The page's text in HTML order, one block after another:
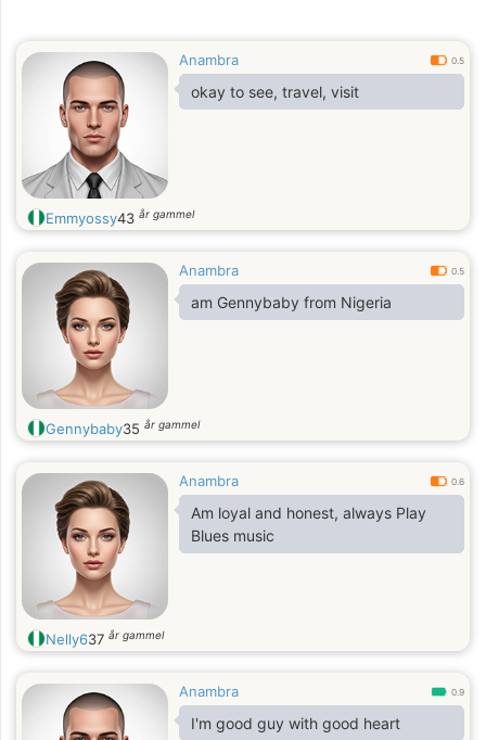
Anambra 0.5
okay to see, travel, visit
Emmyossy43 år gammel
Anambra 0.5
am Gennybaby from Nigeria
Gennybaby35 år gammel
Anambra 0.6
Am loyal and honest, always Play
Blues music
Nelly637 år gammel
Anambra 0.9
I'm good guy with good heart